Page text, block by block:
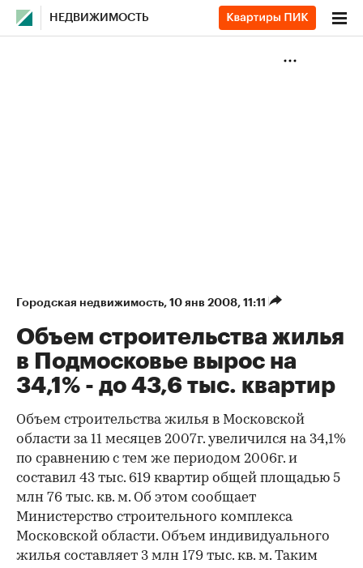
НЕДВИЖИМОСТЬ
Городская недвижимость⁠, 10 янв 2008, 11:11
Объем строительства жилья
в Подмосковье вырос на
34,1% - до 43,6 тыс. квартир
Объем строительства жилья в Московской
области за 11 месяцев 2007г. увеличился на 34,1%
по сравнению с тем же периодом 2006г. и
составил 43 тыс. 619 квартир общей площадью 5
млн 76 тыс. кв. м. Об этом сообщает
Министерство строительного комплекса
Московской области. Объем индивидуального
жилья составляет 3 млн 179 тыс. кв. м. Таким